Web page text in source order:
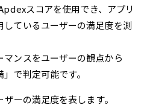
スコアを使用でき、アプリ
ているユーザーの満足度を測
ンスをユーザーの観点から
で判定可能です。
ーの満足度を表します。